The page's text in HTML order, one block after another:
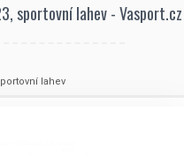
sportovní lahev - Vasport.cz
lahev